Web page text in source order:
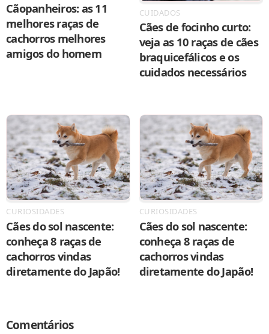
Cãopanheiros: as 11
melhores raças de
cachorros melhores
amigos do homem
CUIDADOS
Cães de focinho curto:
veja as 10 raças de cães
braquicefálicos e os
cuidados necessários
CURIOSIDADES
Cães do sol nascente:
conheça 8 raças de
cachorros vindas
diretamente do Japão!
CURIOSIDADES
Cães do sol nascente:
conheça 8 raças de
cachorros vindas
diretamente do Japão!
Comentários